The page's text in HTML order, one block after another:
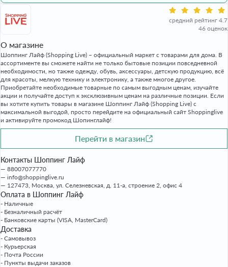
средний рейтинг 4.7
46 оценок
О магазине
Шоппинг Лайф (Shopping Live) – официальный маркет с товарами для дома. В
ассортименте вы сможете найти не только бытовые позиции повседневной
необходимости, но также одежду, обувь, аксессуары, детскую продукцию, всё
для красоты, мелкую технику и электронику, а также многое другое.
Приобретайте необходимые товарные по самым выгодным ценам, изучайте
акции и получайте доступ к эксклюзивным ценам на различные позиции. Если
вы хотите купить товары в магазине Шоппинг Лайф (Shopping Live) с
максимальной выгодой, просто перейдите на официальный сайт Shoppinglive
и активируйте промокод Шопинглайф!
Перейти в магазин
Контакты Шоппинг Лайф
88007077770
info@shoppinglive.ru
127473, Москва, ул. Селезневская, д. 11-а, строение 2, офис 4
Оплата в Шоппинг Лайф
- Наличные
- Безналичный расчёт
- Банковские карты (VISA, MasterCard)
Доставка
- Самовывоз
- Курьерская
- Почта России
- Пункты выдачи заказов